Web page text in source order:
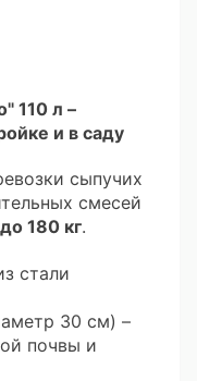
110 л –
и в саду
сыпучих
смесей
до 180 кг.
стали
30 см) –
почвы и